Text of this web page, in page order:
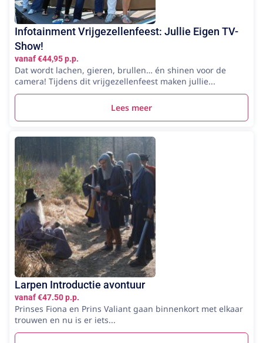
Infotainment Vrijgezellenfeest: Jullie Eigen TV-
Show!
vanaf €44,95 p.p.
Dat wordt lachen, gieren, brullen… én shinen voor de
camera! Tijdens dit vrijgezellenfeest maken jullie...
Lees meer
Larpen Introductie avontuur
vanaf €47.50 p.p.
Prinses Fiona en Prins Valiant gaan binnenkort met elkaar
trouwen en nu is er iets...